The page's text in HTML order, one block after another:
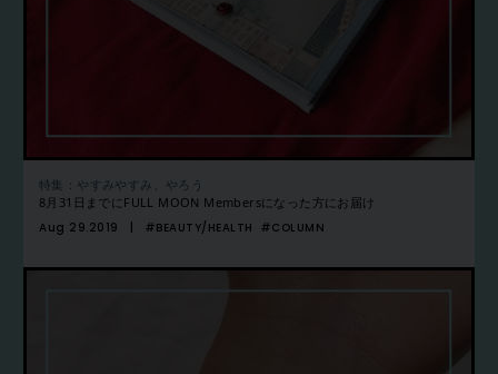
特集：やすみやすみ、やろう
8月31日までにFULL MOON Membersになった方にお届け
Aug 29.2019
#BEAUTY/HEALTH #COLUMN